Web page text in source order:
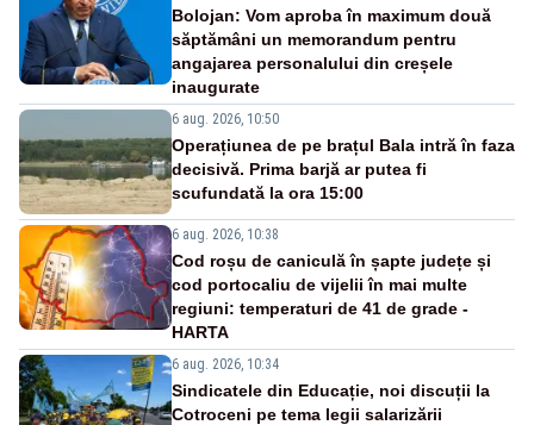
Bolojan: Vom aproba în maximum două
săptămâni un memorandum pentru
angajarea personalului din creșele
inaugurate
6 aug. 2026, 10:50
Operațiunea de pe brațul Bala intră în faza
decisivă. Prima barjă ar putea fi
scufundată la ora 15:00
6 aug. 2026, 10:38
Cod roșu de caniculă în șapte județe și
cod portocaliu de vijelii în mai multe
regiuni: temperaturi de 41 de grade -
HARTA
6 aug. 2026, 10:34
Sindicatele din Educație, noi discuții la
Cotroceni pe tema legii salarizării